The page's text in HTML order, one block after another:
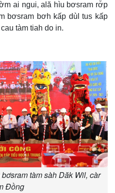
ai ngui, ală hìu bơsram rơ̆p
bơsram bơh kấp dùl tus kấp
tàm tiah do in.
tàm sàh Dăk Wil, càr
Đồng